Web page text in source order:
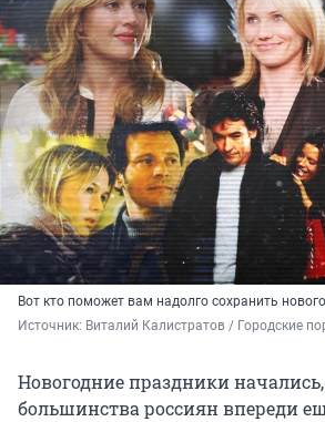
Вот кто поможет вам надолго сохранить
Источник: Виталий Калистратов / Городские
Новогодние праздники
большинства россиян впереди